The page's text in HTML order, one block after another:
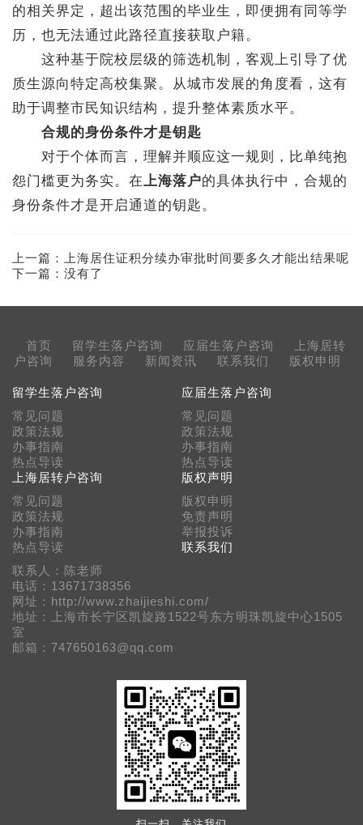
的相关界定，超出该范围的毕业生，即便拥有同等学
历，也无法通过此路径直接获取户籍。
这种基于院校层级的筛选机制，客观上引导了优
质生源向特定高校集聚。从城市发展的角度看，这有
助于调整市民知识结构，提升整体素质水平。
合规的身份条件才是钥匙
对于个体而言，理解并顺应这一规则，比单纯抱
怨门槛更为务实。在上海落户的具体执行中，合规的
身份条件才是开启通道的钥匙。
上一篇：
上海居住证积分续办审批时间要多久才能出结果呢
下一篇：没有了
首页 留学生落户咨询 应届生落户咨询
上海居转
户咨询
服务内容 新闻资讯 联系我们 版权申明
留学生落户咨询
常见问题
政策法规
办事指南
热点导读
应届生落户咨询
常见问题
政策法规
办事指南
热点导读
上海居转户咨询
常见问题
政策法规
办事指南
热点导读
版权声明
版权申明
免责声明
举报投诉
联系我们
联系人：陈老师
电话：13671738356
网址：http://www.zhaijieshi.com/
地址：上海市长宁区凯旋路1522号东方明珠凯旋中心1505
室
邮箱：747650163@qq.com